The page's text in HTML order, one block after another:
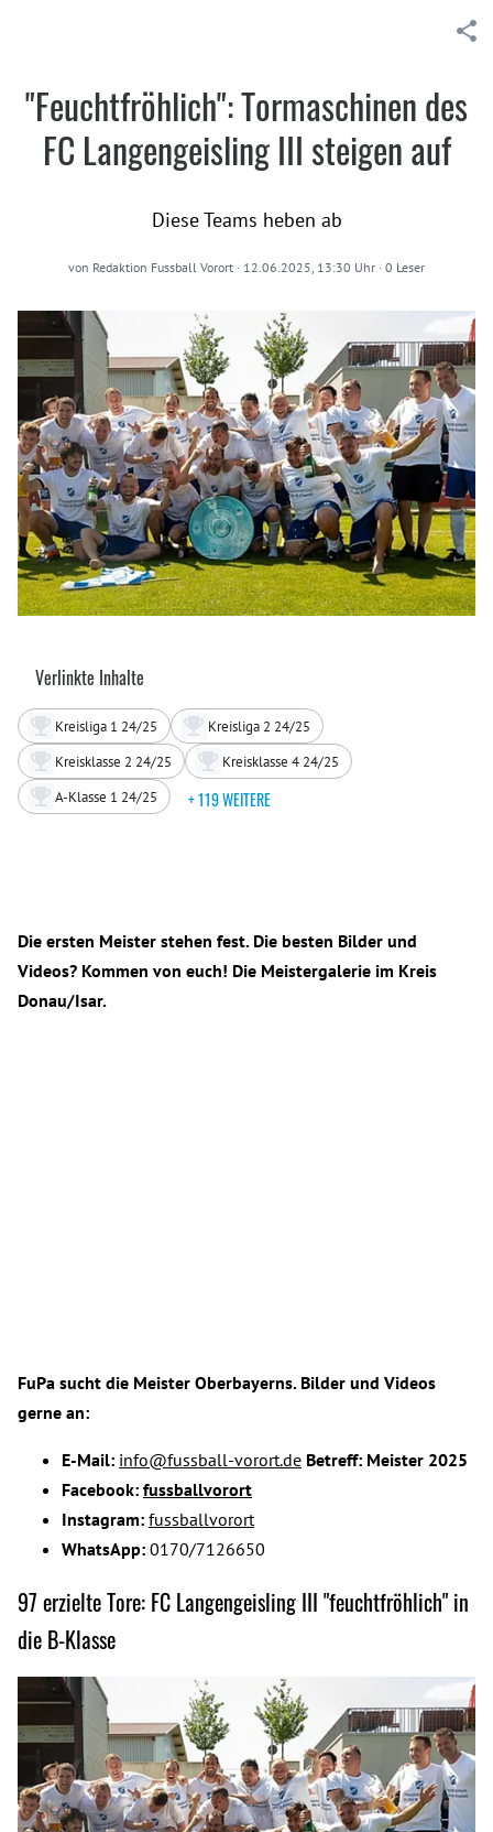
"Feuchtfröhlich": Tormaschinen des
FC Langengeisling III steigen auf
Diese Teams heben ab
von Redaktion Fussball Vorort · 12.06.2025, 13:30 Uhr · 0 Leser
Verlinkte Inhalte
Kreisliga 1 24/25
Kreisliga 2 24/25
Kreisklasse 2 24/25
Kreisklasse 4 24/25
A-Klasse 1 24/25
+ 119 WEITERE
Die ersten Meister stehen fest. Die besten Bilder und
Videos? Kommen von euch! Die Meistergalerie im Kreis
Donau/Isar.
FuPa sucht die Meister Oberbayerns. Bilder und Videos
gerne an:
E-Mail: info@fussball-vorort.de Betreff: Meister 2025
Facebook: fussballvorort
Instagram: fussballvorort
WhatsApp: 0170/7126650
97 erzielte Tore: FC Langengeisling III "feuchtfröhlich" in
die B-Klasse